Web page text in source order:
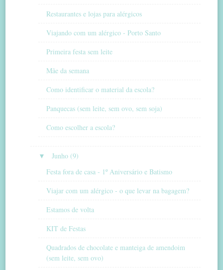
Restaurantes e lojas para alérgicos
Viajando com um alérgico - Porto Santo
Primeira festa sem leite
Mãe da semana
Como identificar o material da escola?
Panquecas (sem leite, sem ovo, sem soja)
Como escolher a escola?
▼
Junho (9)
Festa fora de casa - 1º Aniversário e Batismo
Viajar com um alérgico - o que levar na bagagem?
Estamos de volta
KIT de Festas
Quadrados de chocolate e manteiga de amendoim
(sem leite, sem ovo)